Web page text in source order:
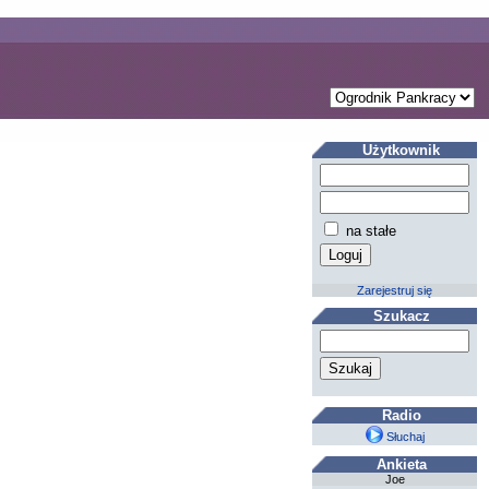
Użytkownik
na stałe
Zarejestruj się
Szukacz
Radio
Słuchaj
Ankieta
Joe